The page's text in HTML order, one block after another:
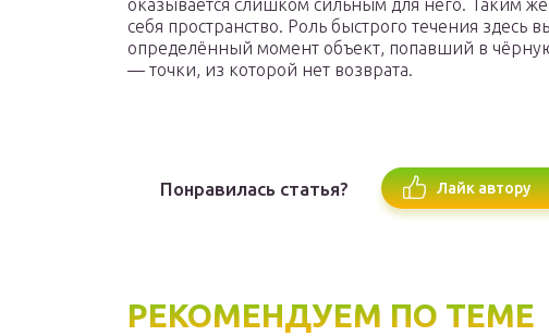
оказывается слишком сильным для него. Таким
себя пространство. Роль быстрого течения здесь
определённый момент объект, попавший в
— точки, из которой нет возврата.
Понравилась статья? Лайк автору
РЕКОМЕНДУЕМ ПО ТЕМЕ